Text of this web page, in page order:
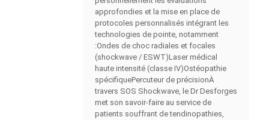
approfondies et la mise en place de
protocoles personnalisés intégrant les
technologies de pointe, notamment
:Ondes de choc radiales et focales
(shockwave / ESWT)Laser médical
haute intensité (classe IV)Ostéopathie
spécifiquePercuteur de précisionÀ
travers SOS Shockwave, le Dr Desforges
met son savoir-faire au service de
patients souffrant de tendinopathies,